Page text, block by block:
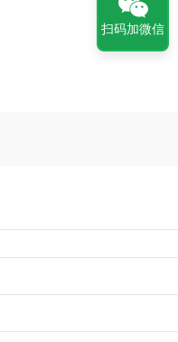
扫码加微信